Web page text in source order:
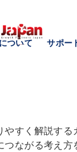
ついて サポー
すく解説す
ながる考え方